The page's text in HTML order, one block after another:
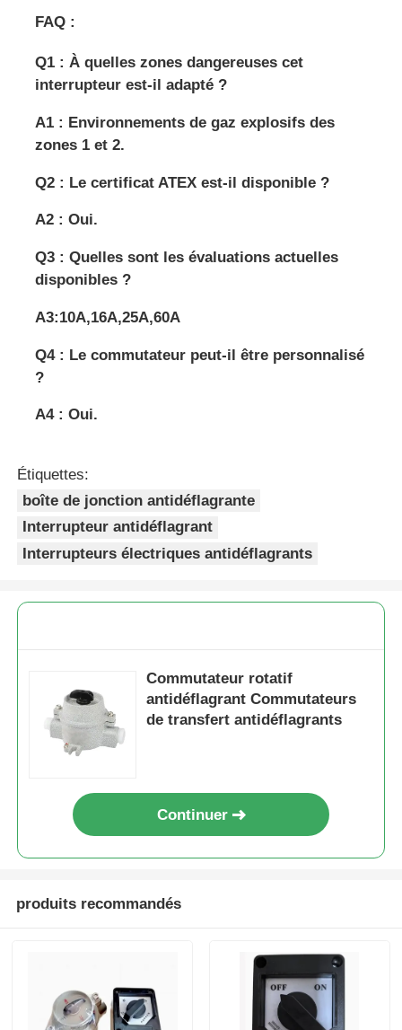
FAQ :
Q1 : À quelles zones dangereuses cet
interrupteur est-il adapté ?
A1 : Environnements de gaz explosifs des
zones 1 et 2.
Q2 : Le certificat ATEX est-il disponible ?
A2 : Oui.
Q3 : Quelles sont les évaluations actuelles
disponibles ?
A3:10A,16A,25A,60A
Q4 : Le commutateur peut-il être personnalisé
?
A4 : Oui.
Étiquettes:
boîte de jonction antidéflagrante
Interrupteur antidéflagrant
Interrupteurs électriques antidéflagrants
Commutateur rotatif
antidéflagrant Commutateurs
de transfert antidéflagrants
Continuer
produits recommandés